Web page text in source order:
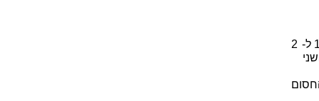
● נקודת חיתוך התיכונים במשולש מחלקת כל תיכון לשני קטעים ביחס של 1 ל- 2